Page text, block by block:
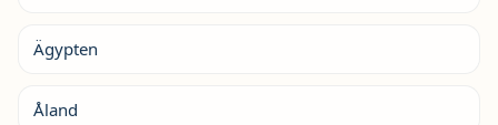
Ägypten
Åland